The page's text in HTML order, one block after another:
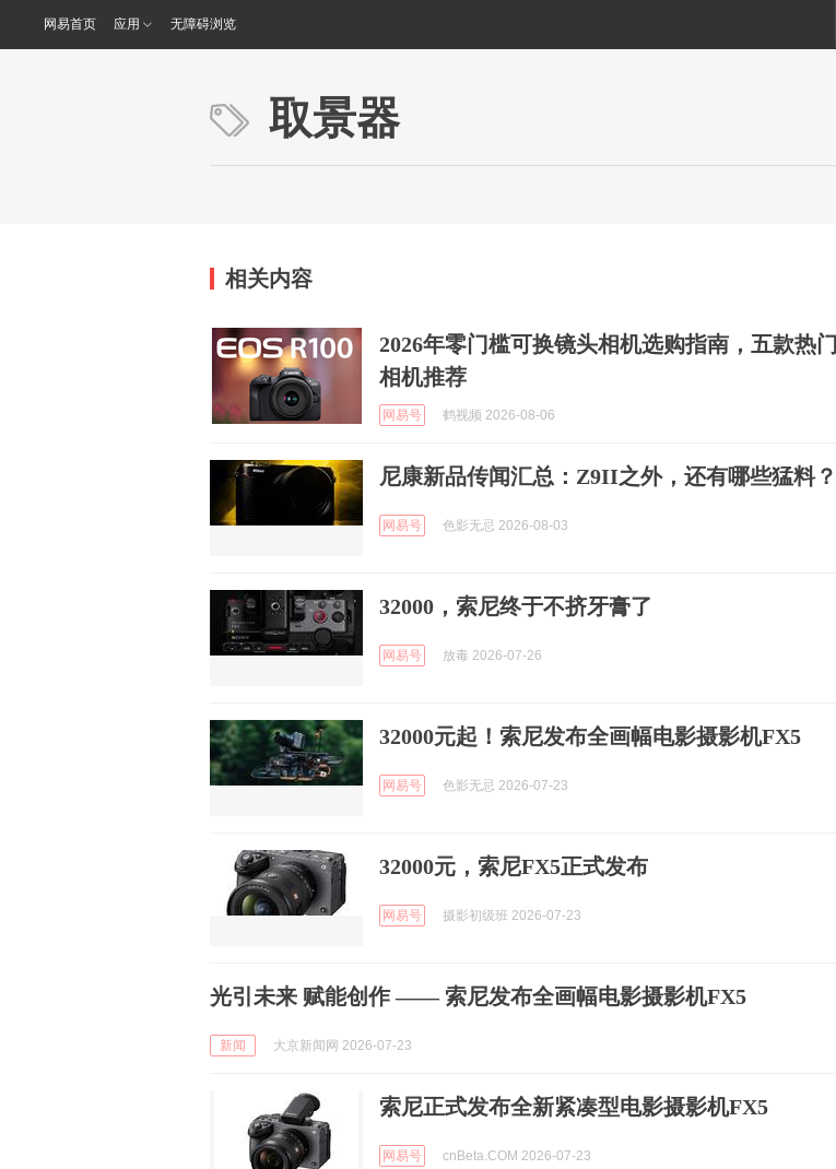
网易首页 应用 无障碍浏览
取景器
相关内容
2026年零门槛可换镜头相机选购指南，五款热门
相机推荐
网易号 鹤视频 2026-08-06
尼康新品传闻汇总：Z9II之外，还有哪些猛料？
网易号 色影无忌 2026-08-03
32000，索尼终于不挤牙膏了
网易号 放毒 2026-07-26
32000元起！索尼发布全画幅电影摄影机FX5
网易号 色影无忌 2026-07-23
32000元，索尼FX5正式发布
网易号 摄影初级班 2026-07-23
光引未来 赋能创作 —— 索尼发布全画幅电影摄影机FX5
新闻 大京新闻网 2026-07-23
索尼正式发布全新紧凑型电影摄影机FX5
网易号 cnBeta.COM 2026-07-23